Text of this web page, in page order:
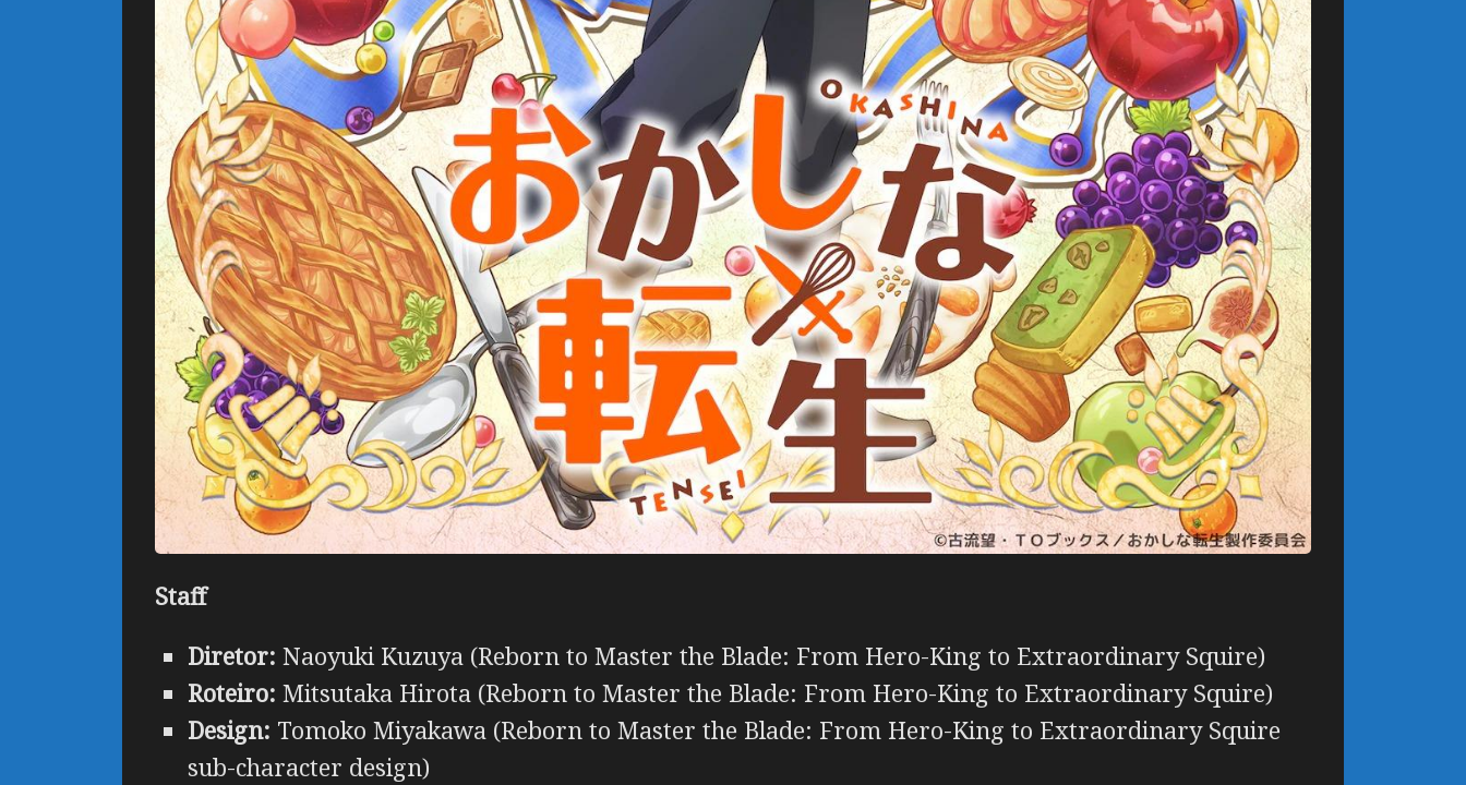
Staff
Diretor: Naoyuki Kuzuya (Reborn to Master the Blade: From Hero-King to Extraordinary Squire)
Roteiro: Mitsutaka Hirota (Reborn to Master the Blade: From Hero-King to Extraordinary Squire)
Design: Tomoko Miyakawa (Reborn to Master the Blade: From Hero-King to Extraordinary Squire
sub-character design)